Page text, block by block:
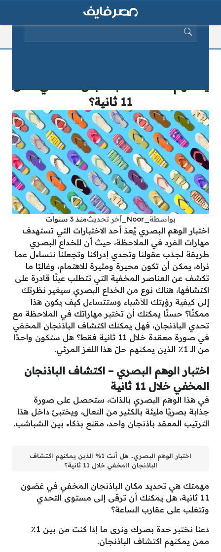
11 ثانية؟
بواسطة آخر تحديثمنذ 3 سنوات
اختبار الوهم البصري يُعدّ أحد الاختبارات التي تستهدف
مهارات الفرد في الملاحظة، حيث أن للخداع البصري
طريقة لجذب عقولنا وتحدي إدراكنا وتجعلنا نتساءل عما
نراه، يمكن أن تكون محيرة ومثيرة للاهتمام، وغالبًا ما
تكشف عن العناصر المخفية التي تتطلب عينًا قادرة على
اكتشافها، هناك نوع من الخداع البصري سيغير نظرتك
إلى كيفية رؤيتك للأشياء وستتساءل كيف يكون هذا
ممكنًا؟ حسنًا يمكنك أن تختبر مهاراتك في الملاحظة مع
تحدي الباذنجان، فهل يمكنك اكتشاف الباذنجان المخفي
في صورة معقدة خلال 11 ثانية فقط؟ هل ستكون واحدًا
من الـ 1٪ الذين يمكنهم حلّ هذا اللغز المرئي.
اختبار الوهم البصري – اكتشاف الباذنجان
المخفي خلال 11 ثانية
في هذا الوهم البصري بالذات، ستحصل على صورة
جذابة بصريًا مليئة بالكثير من النعال، ويختبئ داخل هذا
الترتيب المعقد باذنجان واحد، مقنع بذكاء بين الشباشب.
اختبار الوهم البصري.. هل أنت 1% الذين يمكنهم اكتشاف
الباذنجان المخفي خلال 11 ثانية؟
مهمتك هي تحديد مكان الباذنجان المخفي في غضون
11 ثانية، هل يمكنك أن ترقى إلى مستوى التحدي
وتتغلب على عقارب الساعة؟
دعنا نختبر حدة بصرك ونرى ما إذا كنت من بين 1٪
ممن يمكنهم اكتشاف الباذنجان.
البحث عن: